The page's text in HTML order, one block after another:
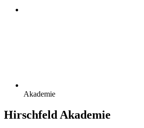
Akademie
Hirschfeld Akademie